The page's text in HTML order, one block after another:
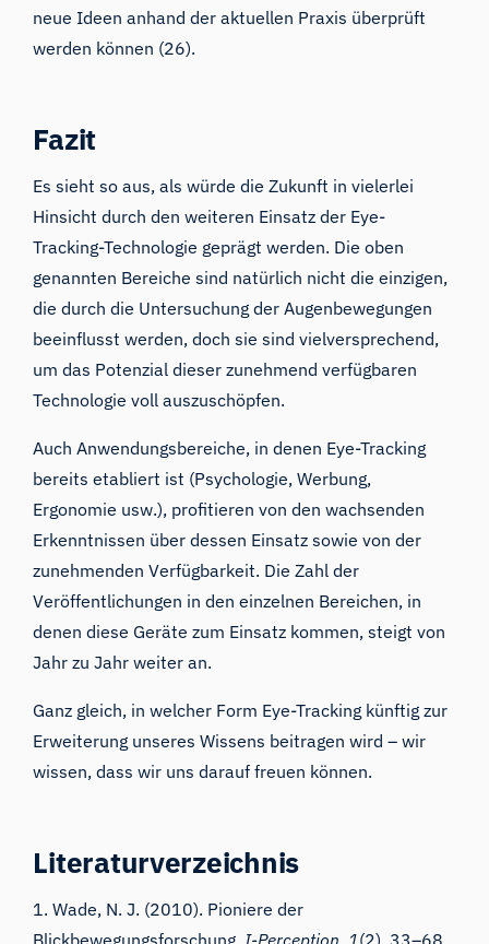
neue Ideen anhand der aktuellen Praxis überprüft
werden können (26).
Fazit
Es sieht so aus, als würde die Zukunft in vielerlei
Hinsicht durch den weiteren Einsatz der Eye-
Tracking-Technologie geprägt werden. Die oben
genannten Bereiche sind natürlich nicht die einzigen,
die durch die Untersuchung der Augenbewegungen
beeinflusst werden, doch sie sind vielversprechend,
um das Potenzial dieser zunehmend verfügbaren
Technologie voll auszuschöpfen.
Auch Anwendungsbereiche, in denen Eye-Tracking
bereits etabliert ist (Psychologie, Werbung,
Ergonomie usw.), profitieren von den wachsenden
Erkenntnissen über dessen Einsatz sowie von der
zunehmenden Verfügbarkeit. Die Zahl der
Veröffentlichungen in den einzelnen Bereichen, in
denen diese Geräte zum Einsatz kommen, steigt von
Jahr zu Jahr weiter an.
Ganz gleich, in welcher Form Eye-Tracking künftig zur
Erweiterung unseres Wissens beitragen wird – wir
wissen, dass wir uns darauf freuen können.
Literaturverzeichnis
1. Wade, N. J. (2010). Pioniere der
Blickbewegungsforschung. I-Perception 1(2), 33–68.